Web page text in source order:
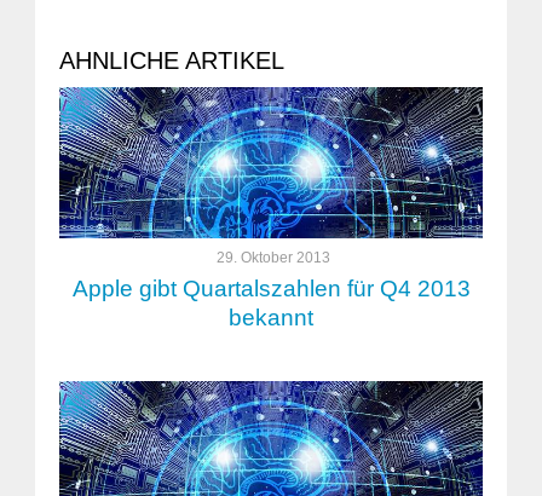
AHNLICHE ARTIKEL
29. Oktober 2013
Apple gibt Quartalszahlen für Q4 2013
bekannt